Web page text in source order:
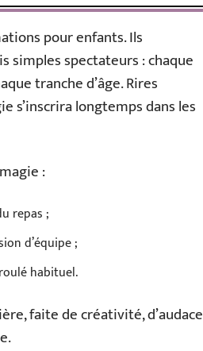
pour enfants. Ils
simples spectateurs : chaque
tranche d’âge. Rires
s’inscrira longtemps dans les
:
repas ;
d’équipe ;
habituel.
faite de créativité, d’audace